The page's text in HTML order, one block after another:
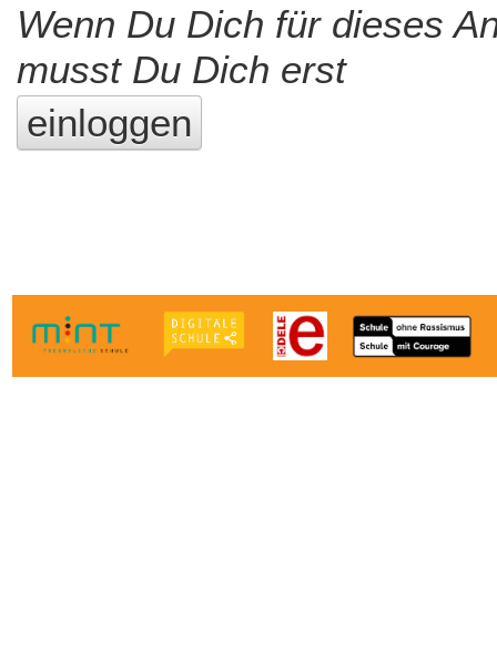
Wenn Du Dich für dieses
musst Du Dich erst
einloggen